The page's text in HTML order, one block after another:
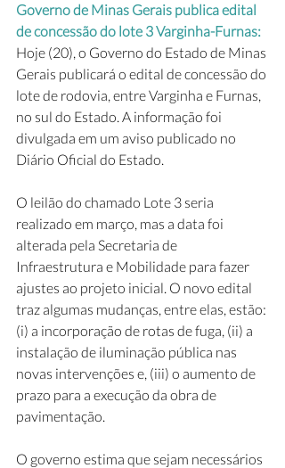
Governo de Minas Gerais publica edital
de concessão do lote 3 Varginha-Furnas:
Hoje (20), o Governo do Estado de Minas
Gerais publicará o edital de concessão do
lote de rodovia, entre Varginha e Furnas,
no sul do Estado. A informação foi
divulgada em um aviso publicado no
Diário Oficial do Estado.
O leilão do chamado Lote 3 seria
realizado em março, mas a data foi
alterada pela Secretaria de
Infraestrutura e Mobilidade para fazer
ajustes ao projeto inicial. O novo edital
traz algumas mudanças, entre elas, estão:
(i) a incorporação de rotas de fuga, (ii) a
instalação de iluminação pública nas
novas intervenções e, (iii) o aumento de
prazo para a execução da obra de
pavimentação.
O governo estima que sejam necessários